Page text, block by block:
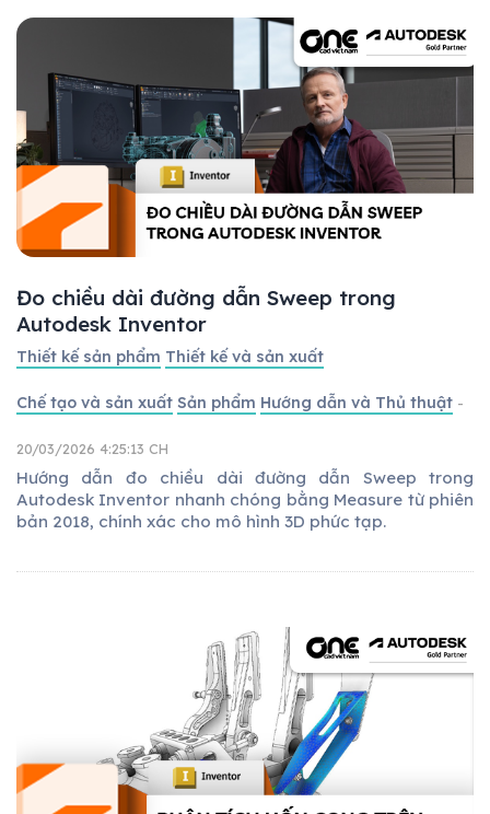
Đo chiều dài đường dẫn Sweep trong
Autodesk Inventor
Thiết kế sản phẩm Thiết kế và sản xuất
Chế tạo và sản xuất Sản phẩm Hướng dẫn và Thủ thuật -
20/03/2026 4:25:13 CH
Hướng dẫn đo chiều dài đường dẫn Sweep trong
Autodesk Inventor nhanh chóng bằng Measure từ phiên
bản 2018, chính xác cho mô hình 3D phức tạp.